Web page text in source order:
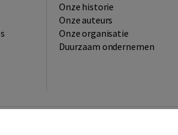
Onze historie
Onze auteurs
Onze organisatie
Duurzaam ondernemen